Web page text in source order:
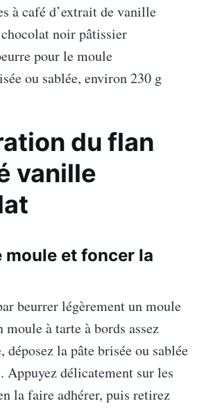
à café d’extrait de vanille
noir pâtissier
pour le moule
ou sablée, environ 230 g
du flan
vanille
moule et foncer la
beurrer légèrement un moule
moule à tarte à bords assez
déposez la pâte brisée ou sablée
Appuyez délicatement sur les
la faire adhérer, puis retirez